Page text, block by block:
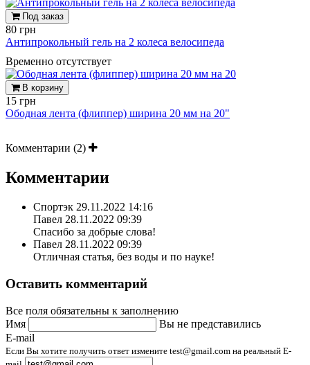
Под заказ
80 грн
Антипрокольный гель на 2 колеса велосипеда
Временно отсутствует
В корзину
15 грн
Ободная лента (флиппер) ширина 20 мм на 20"
Комментарии (2)
Комментарии
Спортэк 29.11.2022 14:16
Павел 28.11.2022 09:39
Спасибо за добрые слова!
Павел 28.11.2022 09:39
Отличная статья, без воды и по науке!
Оставить комментарий
Все поля обязательны к заполнению
Имя
Вы не представились
E-mail
Если Вы хотите получить ответ измените test@gmail.com на реальный E-